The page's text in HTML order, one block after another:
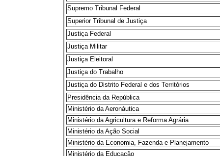
Supremo Tribunal Federal
Superior Tribunal de Justiça
Justiça Federal
Justiça Militar
Justiça Eleitoral
Justiça do Trabalho
Justiça do Distrito Federal e dos Territórios
Presidência da República
Ministério da Aeronáutica
Ministério da Agricultura e Reforma Agrária
Ministério da Ação Social
Ministério da Economia, Fazenda e Planejamento
Ministério da Educação